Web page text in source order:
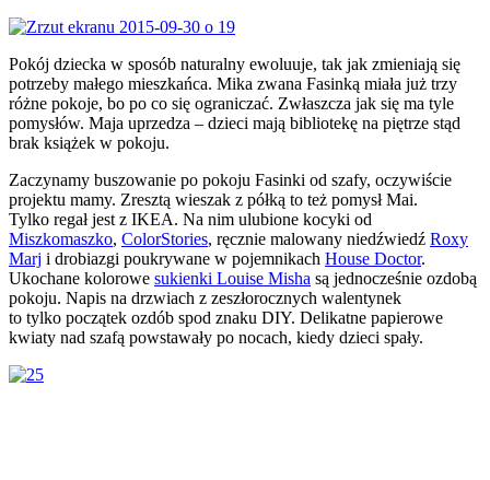
Pokój dziecka w sposób naturalny ewoluuje, tak jak zmieniają się
potrzeby małego mieszkańca. Mika zwana Fasinką miała już trzy
różne pokoje, bo po co się ograniczać. Zwłaszcza jak się ma tyle
pomysłów. Maja uprzedza – dzieci mają bibliotekę na piętrze stąd
brak książek w pokoju.
Zaczynamy buszowanie po pokoju Fasinki od szafy, oczywiście
projektu mamy. Zresztą wieszak z półką to też pomysł Mai.
Tylko regał jest z IKEA. Na nim ulubione kocyki od
Miszkomaszko, ColorStories, ręcznie malowany niedźwiedź Roxy
Marj i drobiazgi poukrywane w pojemnikach House Doctor.
Ukochane kolorowe sukienki Louise Misha są jednocześnie ozdobą
pokoju. Napis na drzwiach z zeszłorocznych walentynek
to tylko początek ozdób spod znaku DIY. Delikatne papierowe
kwiaty nad szafą powstawały po nocach, kiedy dzieci spały.